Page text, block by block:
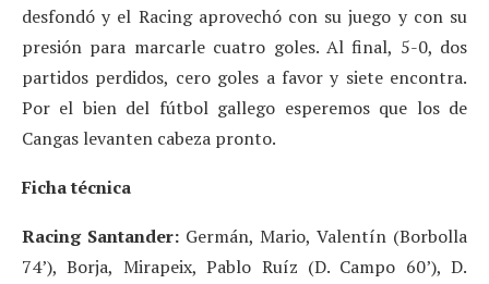
desfondó y el Racing aprovechó con su juego y con su
presión para marcarle cuatro goles. Al final, 5-0, dos
partidos perdidos, cero goles a favor y siete encontra.
Por el bien del fútbol gallego esperemos que los de
Cangas levanten cabeza pronto.
Ficha técnica
Racing Santander: Germán, Mario, Valentín (Borbolla
74’), Borja, Mirapeix, Pablo Ruíz (D. Campo 60’), D.